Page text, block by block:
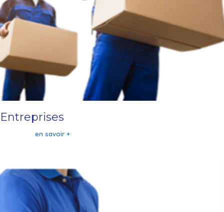
Entreprises
en savoir +